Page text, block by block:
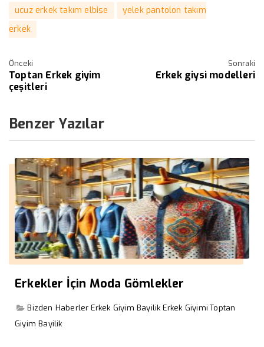
ucuz erkek takım elbise
yelek pantolon takım
erkek
Önceki
Toptan Erkek giyim
çeşitleri
Sonraki
Erkek giysi modelleri
Benzer Yazılar
Erkekler İçin Moda Gömlekler
Bizden Haberler Erkek Giyim Bayilik Erkek Giyimi Toptan
Giyim Bayilik